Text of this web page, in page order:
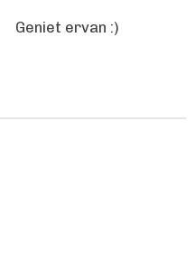
Geniet ervan :)